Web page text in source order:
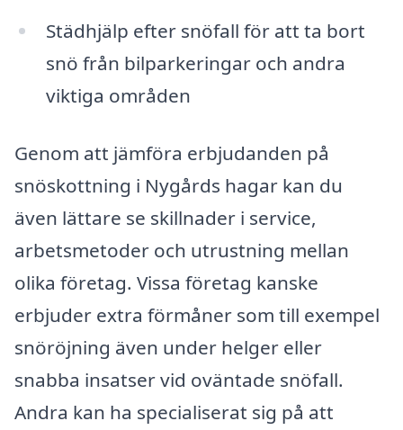
Städhjälp efter snöfall för att ta bort
snö från bilparkeringar och andra
viktiga områden
Genom att jämföra erbjudanden på
snöskottning i Nygårds hagar kan du
även lättare se skillnader i service,
arbetsmetoder och utrustning mellan
olika företag. Vissa företag kanske
erbjuder extra förmåner som till exempel
snöröjning även under helger eller
snabba insatser vid oväntade snöfall.
Andra kan ha specialiserat sig på att